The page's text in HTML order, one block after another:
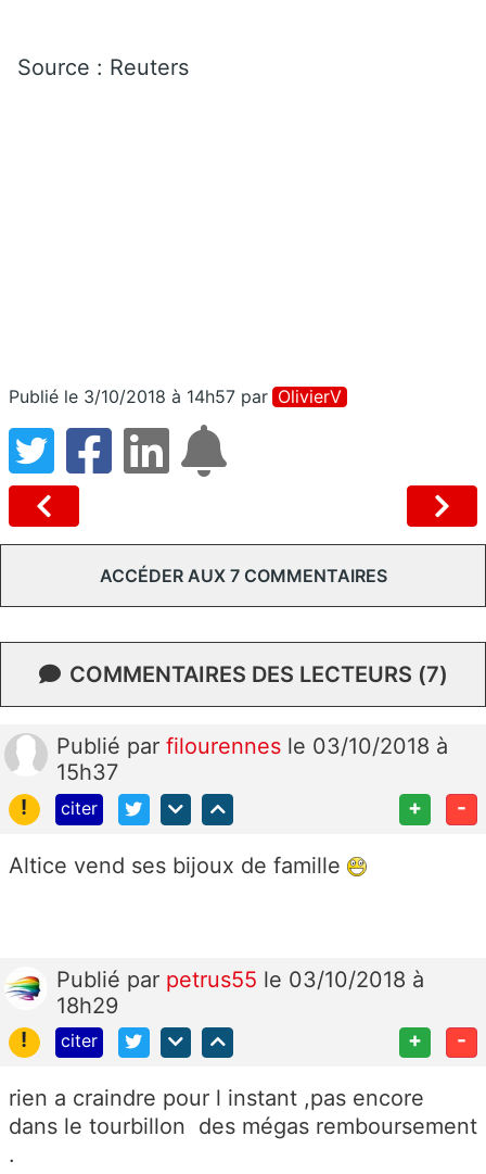
Source : Reuters
Publié le 3/10/2018 à 14h57 par OlivierV
ACCÉDER AUX 7 COMMENTAIRES
COMMENTAIRES DES LECTEURS (7)
Publié par filourennes le 03/10/2018 à
15h37
!
citer + -
Altice vend ses bijoux de famille
Publié par petrus55 le 03/10/2018 à
18h29
!
citer + -
rien a craindre pour l instant ,pas encore
dans le tourbillon des mégas remboursement
.